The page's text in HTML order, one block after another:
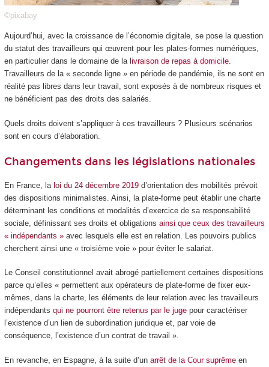
©pixabay
Aujourd’hui, avec la croissance de l’économie digitale, se pose la question
du statut des travailleurs qui œuvrent pour les plates-formes numériques,
en particulier dans le domaine de la livraison de repas à domicile.
Travailleurs de la « seconde ligne » en période de pandémie, ils ne sont en
réalité pas libres dans leur travail, sont exposés à de nombreux risques et
ne bénéficient pas des droits des salariés.
Quels droits doivent s’appliquer à ces travailleurs ? Plusieurs scénarios
sont en cours d’élaboration.
Changements dans les législations nationales
En France, la loi du 24 décembre 2019d’orientation des mobilités prévoit
des dispositions minimalistes. Ainsi, la plate-forme peut établir une charte
déterminant les conditions et modalités d’exercice de sa responsabilité
sociale, définissant ses droits et obligations ainsi que ceux des travailleurs
« indépendants »avec lesquels elle est en relation. Les pouvoirs publics
cherchent ainsi une « troisième voie » pour éviter le salariat.
Le Conseil constitutionnel avait abrogé partiellement certaines dispositions
parce qu’elles « permettent aux opérateurs de plate-forme de fixer eux-
mêmes, dans la charte, les éléments de leur relation avec les travailleurs
indépendants qui ne pourront être retenus par le jugepour caractériser
l’existence d’un lien de subordination juridique et, par voie de
conséquence, l’existence d’un contrat de travail ».
En revanche, en Espagne, à la suite d’un arrêt de la Cour suprêmeen